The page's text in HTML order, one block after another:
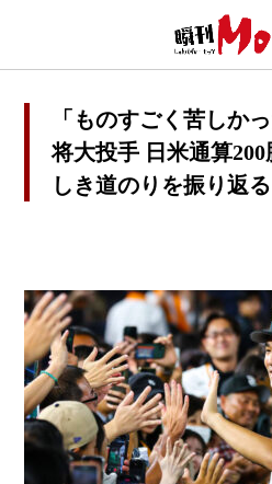
「ものすごく苦しか
将大投手 日米通算
しき道のりを振り返る